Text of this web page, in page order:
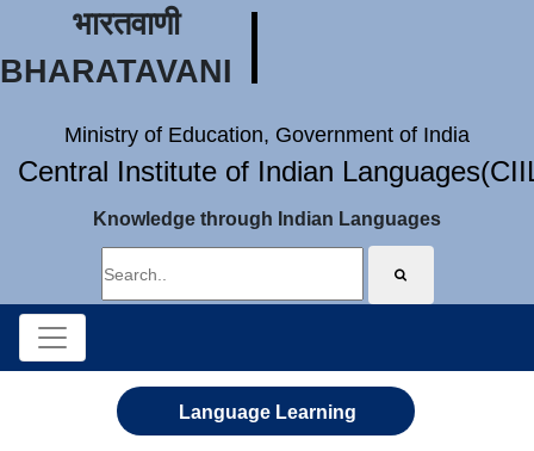
भारतवाणी
BHARATAVANI
Ministry of Education, Government of India
Central Institute of Indian
Knowledge through Indian Languages
Language Learning